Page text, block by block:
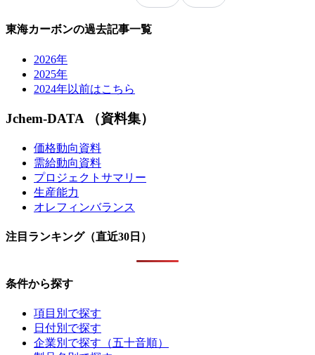
東海カーボンの過去記事一覧
2026年
2025年
2024年以前はこちら
Jchem-DATA （資料集）
価格動向資料
需給動向資料
プロジェクトサマリー
生産能力
オレフィンバランス
注目ランキング（直近30日）
条件から探す
項目別で探す
日付別で探す
企業別で探す（五十音順）